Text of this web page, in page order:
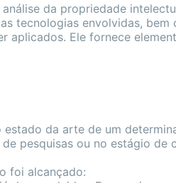
análise da propriedade
tecnologias envolvidas,
aplicados. Ele fornece
estado da arte de um
pesquisas ou no estágio
foi alcançado: